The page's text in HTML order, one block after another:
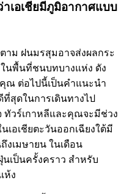
เอเชียมีภูมิอากาศแบบ
าม ฝนมรสุมอาจส่งผลกระ
นพื้นที่ชนบทบางแห่ง ดัง
ณ ต่อไปนี้เป็นคำแนะนำ
สุดในการเดินทางไป
ทัวร์เกาหลีและคุณจะมีช่วง
เอเชียตะวันออกเฉียงใต้มี
งเมษายน ในเดือน
เป็นครั้งคราว สำหรับ
ห้ง